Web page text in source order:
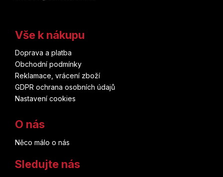
Vše k nákupu
Doprava a platba
Obchodní podmínky
Reklamace, vrácení zboží
GDPR ochrana osobních údajů
Nastavení cookies
O nás
Něco málo o nás
Sledujte nás